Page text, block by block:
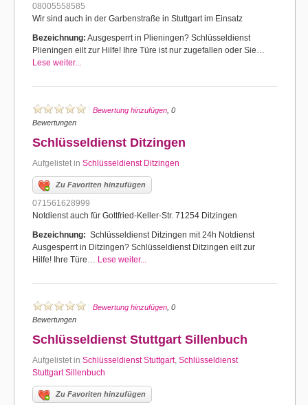
08005558585
Wir sind auch in der Garbenstraße in Stuttgart im Einsatz
Bezeichnung: Ausgesperrt in Plieningen? Schlüsseldienst
Plieningen eilt zur Hilfe! Ihre Türe ist nur zugefallen oder Sie…
Lese weiter...
Bewertung hinzufügen , 0
Bewertungen
Schlüsseldienst Ditzingen
Aufgelistet in Schlüsseldienst Ditzingen
Zu Favoriten hinzufügen
071561628999
Notdienst auch für Gottfried-Keller-Str. 71254 Ditzingen
Bezeichnung: Schlüsseldienst Ditzingen mit 24h Notdienst
Ausgesperrt in Ditzingen? Schlüsseldienst Ditzingen eilt zur
Hilfe! Ihre Türe… Lese weiter...
Bewertung hinzufügen , 0
Bewertungen
Schlüsseldienst Stuttgart Sillenbuch
Aufgelistet in Schlüsseldienst Stuttgart, Schlüsseldienst
Stuttgart Sillenbuch
Zu Favoriten hinzufügen